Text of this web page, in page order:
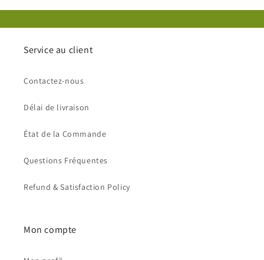
Service au client
Contactez-nous
Délai de livraison
État de la Commande
Questions Fréquentes
Refund & Satisfaction Policy
Mon compte